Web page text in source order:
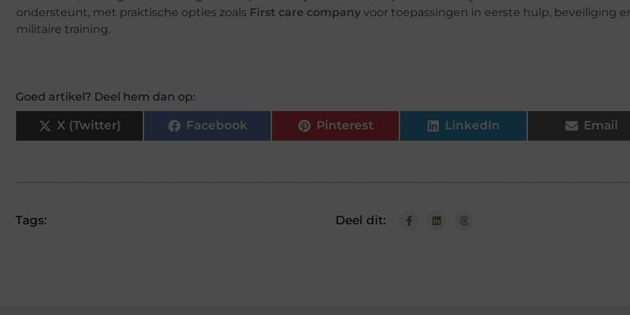
ondersteunt, met praktische opties zoals First care company voor toepassingen in eerste hulp, beveiliging
militaire training.
Goed artikel? Deel hem dan op:
X (Twitter) Facebook Pinterest LinkedIn Email
Tags: Deel dit: